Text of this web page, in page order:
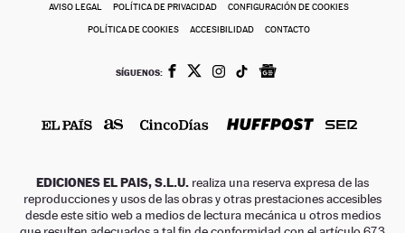
AVISO LEGAL POLÍTICA DE PRIVACIDAD CONFIGURACIÓN DE COOKIES
POLÍTICA DE COOKIES ACCESIBILIDAD CONTACTO
SÍGUENOS:
EDICIONES EL PAIS, S.L.U. realiza una reserva expresa de las
reproducciones y usos de las obras y otras prestaciones accesibles
desde este sitio web a medios de lectura mecánica u otros medios